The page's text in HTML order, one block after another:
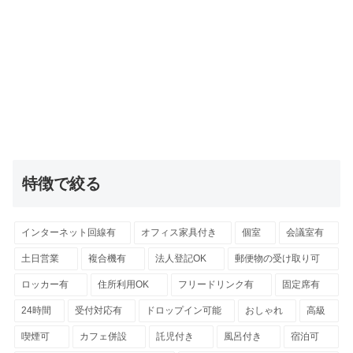
特徴で絞る
インターネット回線有 オフィス家具付き 個室 会議室有
土日営業 複合機有 法人登記OK 郵便物の受け取り可
ロッカー有 住所利用OK フリードリンク有 固定席有
24時間 受付対応有 ドロップイン可能 おしゃれ 高級
喫煙可 カフェ併設 託児付き 風呂付き 宿泊可